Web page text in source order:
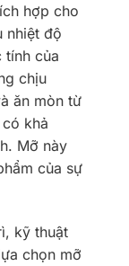
hợp cho
nhiệt độ
của
chịu
ăn mòn từ
khả
Mỡ này
của sự
kỹ thuật
chọn mỡ